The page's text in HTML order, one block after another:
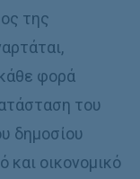
της
φορά
του
δημοσίου
και οικονομικό